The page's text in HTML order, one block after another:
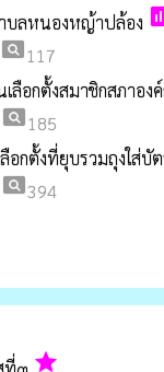
บลหนองหญ้าปล้อง
pageview117
ลือกตั้งสมาชิกสภาอ
pageview185
กตั้งที่ยุบรวมถุงใส่บั
pageview394
grade